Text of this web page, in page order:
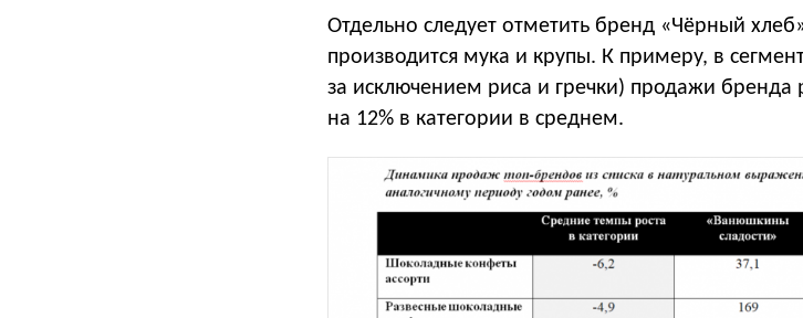
Отдельно следует отметить бренд «Чёрный
производится мука и крупы. К примеру, в
за исключением риса и гречки) продажи бренда
на 12% в категории в среднем.